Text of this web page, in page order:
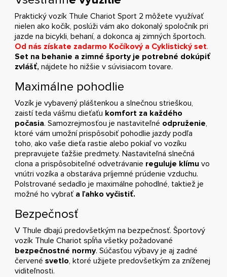
Praktický vozík Thule Chariot Sport 2 môžete využívať
nielen ako kočík, poslúži vám ako dokonalý spoločník pri
jazde na bicykli, behaní, a dokonca aj zimných športoch.
Od nás získate zadarmo Kočíkový a Cyklistický set.
Set na behanie a zimné športy je potrebné dokúpiť
zvlášť, nájdete ho nižšie v súvisiacom tovare.
Maximálne pohodlie
Vozík je vybavený pláštenkou a slnečnou strieškou,
zaistí teda vášmu dieťaťu komfort za každého
počasia. Samozrejmosťou je nastaviteľné odpruženie,
ktoré vám umožní prispôsobiť pohodlie jazdy podľa
toho, ako vaše dieťa rastie alebo pokiaľ vo vozíku
prepravujete ťažšie predmety. Nastaviteľná slnečná
clona a prispôsobiteľné odvetrávanie reguluje klímu vo
vnútri vozíka a obstaráva príjemné prúdenie vzduchu.
Polstrované sedadlo je maximálne pohodlné, taktiež je
možné ho vybrať a ľahko vyčistiť.
Bezpečnosť
V Thule dbajú predovšetkým na bezpečnosť. Športový
vozík Thule Chariot spĺňa všetky požadované
bezpečnostné normy. Súčasťou výbavy je aj zadné
červenésvetlo, ktoré užijete predovšetkým za zníženej
viditeľnosti.